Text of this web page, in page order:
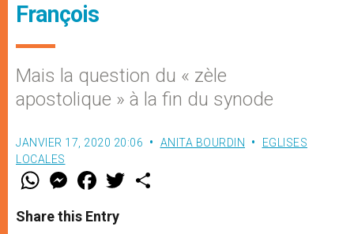
François
Mais la question du « zèle
apostolique » à la fin du synode
JANVIER 17, 2020 20:06 ANITA BOURDIN
EGLISES
LOCALES
W
t
s
M
e
s
e
F
a
e
b
w
Share this Entry